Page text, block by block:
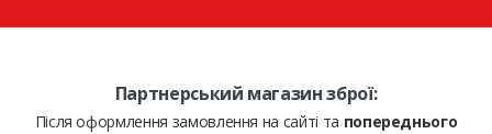
Партнерський магазин зброї:
Після оформлення замовлення на сайті та попереднього